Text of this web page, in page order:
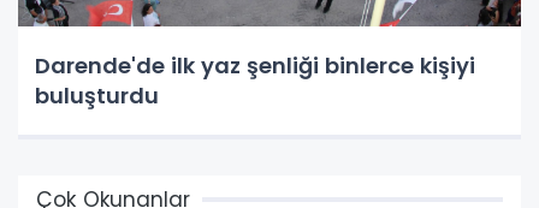
Darende'de ilk yaz şenliği binlerce kişiyi
buluşturdu
Çok Okunanlar